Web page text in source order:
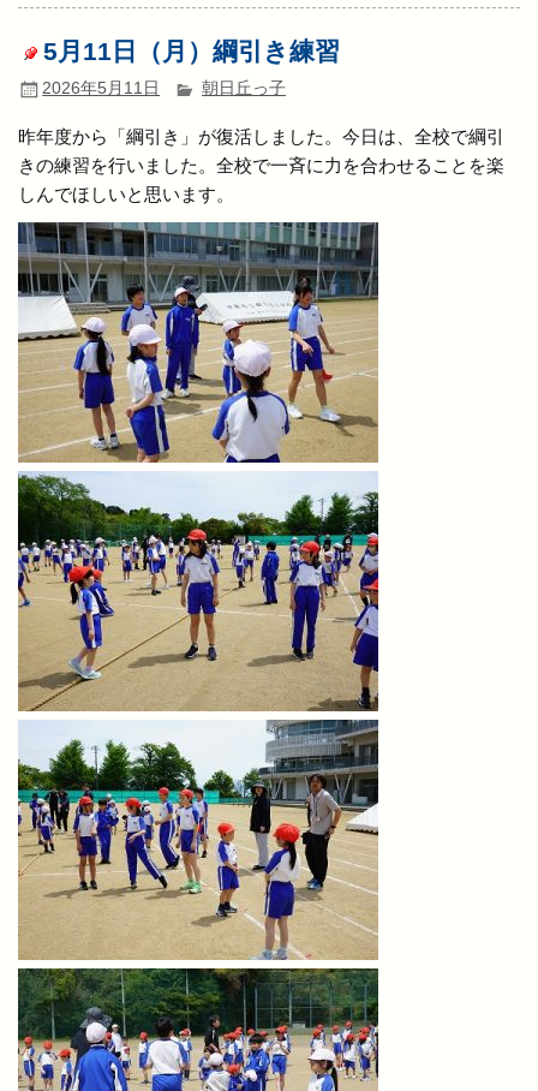
5月11日（月）綱引き練習
2026年5月11日 朝日丘っ子
昨年度から「綱引き」が復活しました。今日は、全校で綱引
きの練習を行いました。全校で一斉に力を合わせることを楽
しんでほしいと思います。